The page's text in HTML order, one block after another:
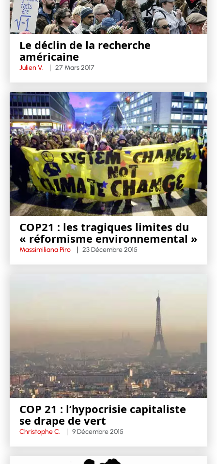
Le déclin de la recherche
américaine
Julien V. 27 Mars 2017
COP21 : les tragiques limites du
« réformisme environnemental »
Massimiliana Piro 23 Décembre 2015
COP 21 : l’hypocrisie capitaliste
se drape de vert
Christophe C. 9 Décembre 2015